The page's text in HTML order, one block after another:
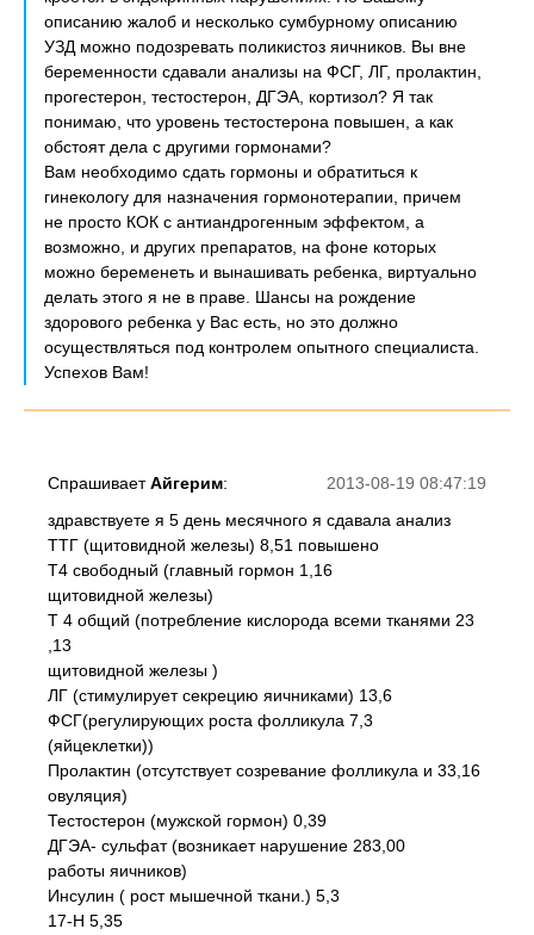
описанию жалоб и несколько сумбурному описанию
УЗД можно подозревать поликистоз яичников. Вы вне
беременности сдавали анализы на ФСГ, ЛГ, пролактин,
прогестерон, тестостерон, ДГЭА, кортизол? Я так
понимаю, что уровень тестостерона повышен, а как
обстоят дела с другими гормонами?
Вам необходимо сдать гормоны и обратиться к
гинекологу для назначения гормонотерапии, причем
не просто КОК с антиандрогенным эффектом, а
возможно, и других препаратов, на фоне которых
можно беременеть и вынашивать ребенка, виртуально
делать этого я не в праве. Шансы на рождение
здорового ребенка у Вас есть, но это должно
осуществляться под контролем опытного специалиста.
Успехов Вам!
2013-08-19 08:47:19
СпрашиваетАйгерим:
здравствуете я 5 день месячного я сдавала анализ
ТТГ (щитовидной железы) 8,51 повышено
Т4 свободный (главный гормон 1,16
щитовидной железы)
Т 4 общий (потребление кислорода всеми тканями 23
,13
щитовидной железы )
ЛГ (стимулирует секрецию яичниками) 13,6
ФСГ(регулирующих роста фолликула 7,3
(яйцеклетки))
Пролактин (отсутствует созревание фолликула и 33,16
овуляция)
Тестостерон (мужской гормон) 0,39
ДГЭА- сульфат (возникает нарушение 283,00
работы яичников)
Инсулин ( рост мышечной ткани.) 5,3
17-Н 5,35